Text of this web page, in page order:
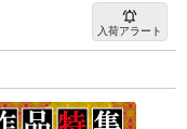
入荷アラート